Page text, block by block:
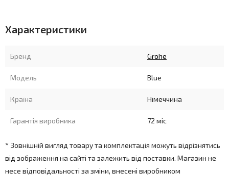
Характеристики
Бренд Grohe
Модель Blue
Країна Німеччина
Гарантія виробника 72 міс
* Зовнішній вигляд товару та комплектація можуть відрізнятись
від зображення на сайті та залежить від поставки. Магазин не
несе відповідальності за зміни, внесені виробником